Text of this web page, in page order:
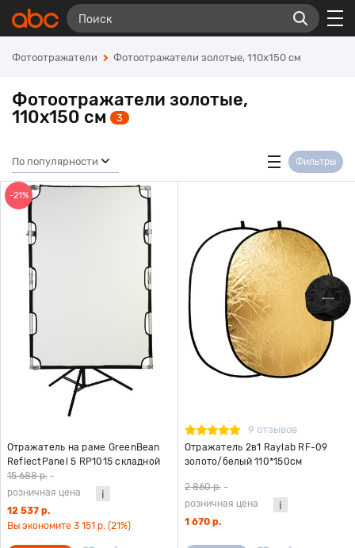
Фотоотражатели Фотоотражатели золотые, 110х150 см
Фотоотражатели золотые,
110х150 см
3
По популярности Фильтры
-21%
Отражатель на раме GreenBean
ReflectPanel 5 RP1015 складной
15 688 р. -
розничная цена
12 537 р.
Вы экономите 3 151 р. (21%)
9 отзывов
Отражатель 2в1 Raylab RF-09
золото/белый 110*150см
2 860 р. -
розничная цена
1 670 р.